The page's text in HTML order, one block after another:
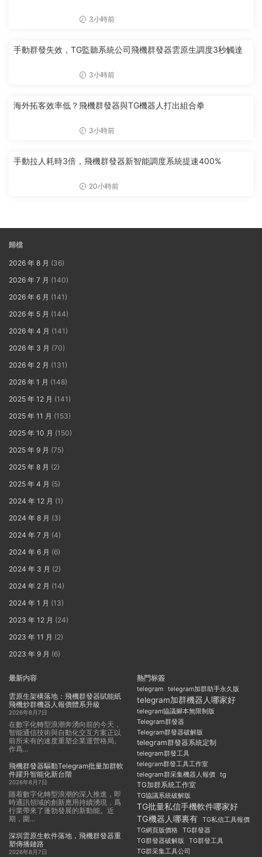
3小時前
手動群發失效，TG監聽系統公司飛機群發器雲原生調度3秒觸達
3小時前
海外拓客效率低？飛機群發器與TG機器人打出組合拳
3小時前
手動拉人耗時3倍，飛機群發器新智能調度系統提速400%
20小時前
歸檔
2026 年 8 月 (36)
2026 年 7 月 (140)
2026 年 6 月 (141)
2026 年 5 月 (144)
2026 年 4 月 (141)
2026 年 3 月 (70)
2026 年 2 月 (131)
2026 年 1 月 (148)
2025 年 12 月 (141)
2025 年 11 月 (153)
2025 年 10 月 (150)
2025 年 9 月 (75)
2025 年 8 月 (2)
2025 年 4 月 (5)
2024 年 12 月 (1)
2024 年 8 月 (3)
2024 年 7 月 (4)
2024 年 6 月 (6)
2024 年 3 月 (2)
2024 年 2 月 (14)
2024 年 1 月 (13)
2023 年 12 月 (24)
2023 年 11 月 (2)
2023 年 9 月 (6)
最新内容
雲原生架構落地：飛機群發器賦能紙
飛機炒群機器人報價體系升級
2026年8月7日
在數字化轉型浪潮奔湧向前的今天，
智能通信技術與自動化交互方案正以
前所未有的速度重塑企業運營格局。
作爲...
飛機群發器驅動Telegram批量加群軟
件躍升智能化新台階
2026年8月7日
随着數字化轉型浪潮的深入推進，即
時通訊領域的創新應用持續湧現，爲
行業帶來了蓬勃發展的新動能。近
期，圍...
深圳雲原生軟件落地，飛機群發器重
塑傳播鏈路
2026年8月7日
熱門标簽
telegram telegram加群助手永久版
telegram加群機器人哪家好
telegram協議腳本無限制版
Telegram群發器
Telegram群發器破解版
telegram群發器系統定制
telegram群發工具
telegram群發工具工作室
telegram群采集機器人報價 tg
TG加群系統工作室
TG協議系統破解版
TG批量私信手機軟件哪家好
TG機器人哪裏有
TG私信工具報價
TG網頁版價格
TG群發器
TG群發器破解版
TG群發工具
TG群采集工具公司